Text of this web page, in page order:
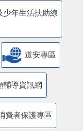
少年生活扶助線
道安專區
輔導資訊網
費者保護專區